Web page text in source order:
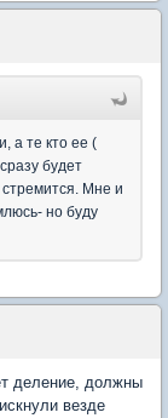
а те кто ее (
будет
стремится. Мне и
но буду
деление, должны
везде